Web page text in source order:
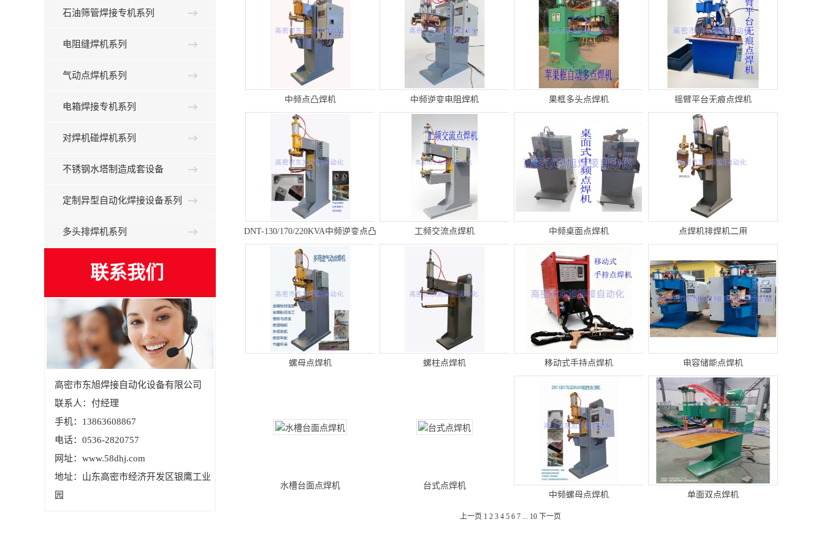
石油筛管焊接专机系列
电阻缝焊机系列
气动点焊机系列
电箱焊接专机系列
对焊机碰焊机系列
不锈钢水塔制造成套设备
定制异型自动化焊接设备系列
多头排焊机系列
联系我们
高密市东旭焊接自动化设备有限公司
联系人：付经理
手机：13863608867
电话：0536-2820757
网址：www.58dhj.com
地址：山东高密市经济开发区银鹰工业
园
中频点凸焊机 中频逆变电阻焊机 果框多头点焊机 摇臂平台无痕点焊机
DNT-130/170/220KVA中频逆变点凸
焊机
工频交流点焊机 中频桌面点焊机 点焊机排焊机二用
螺母点焊机 螺柱点焊机 移动式手持点焊机 电容储能点焊机
水槽台面点焊机
台式点焊机
中频螺母点焊机
单面双点焊机
上一页 1 2 3 4 5 6 7 ... 10 下一页